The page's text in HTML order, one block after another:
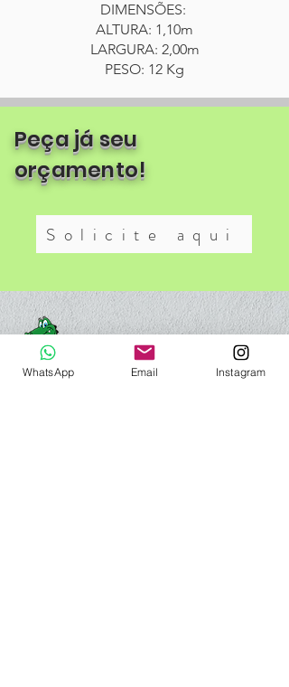
DIMENSÕES:
ALTURA: 1,10m
LARGURA: 2,00m
PESO: 12 Kg
Peça já seu
orçamento!
Solicite aqui
WhatsApp Email Instagram